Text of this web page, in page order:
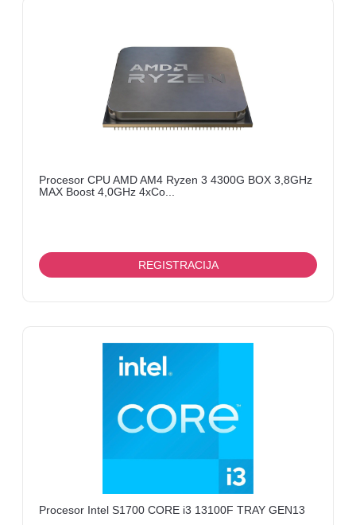
Procesor CPU AMD AM4 Ryzen 3 4300G BOX 3,8GHz
MAX Boost 4,0GHz 4xCo...
REGISTRACIJA
Procesor Intel S1700 CORE i3 13100F TRAY GEN13